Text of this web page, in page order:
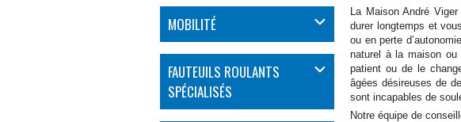
MOBILITÉ
FAUTEUILS ROULANTS
SPÉCIALISÉS
La Maison André
durer longtemps et
ou en perte
naturel à la maison ou
patient ou de le
âgées désireuses de
sont incapables de
Notre équipe de
PLUS